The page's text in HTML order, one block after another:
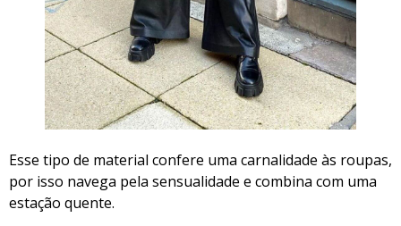
Esse tipo de material confere uma carnalidade às roupas,
por isso navega pela sensualidade e combina com uma
estação quente.